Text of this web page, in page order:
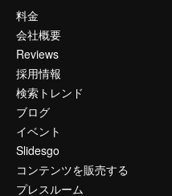
料金
会社概要
Reviews
採用情報
検索トレンド
ブログ
イベント
Slidesgo
コンテンツを販売する
プレスルーム